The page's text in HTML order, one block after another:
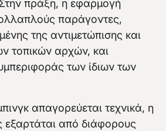
πράξη, η εφαρμογή
παράγοντες,
της αντιμετώπισης και
τοπικών αρχών, και
των ίδιων των
απαγορεύεται τεχνικά, η
εξαρτάται από διάφορους